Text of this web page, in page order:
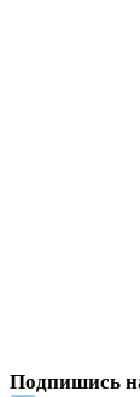
Подпишись